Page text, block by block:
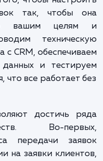
мы
того, чтобы
так, чтобы
вашим